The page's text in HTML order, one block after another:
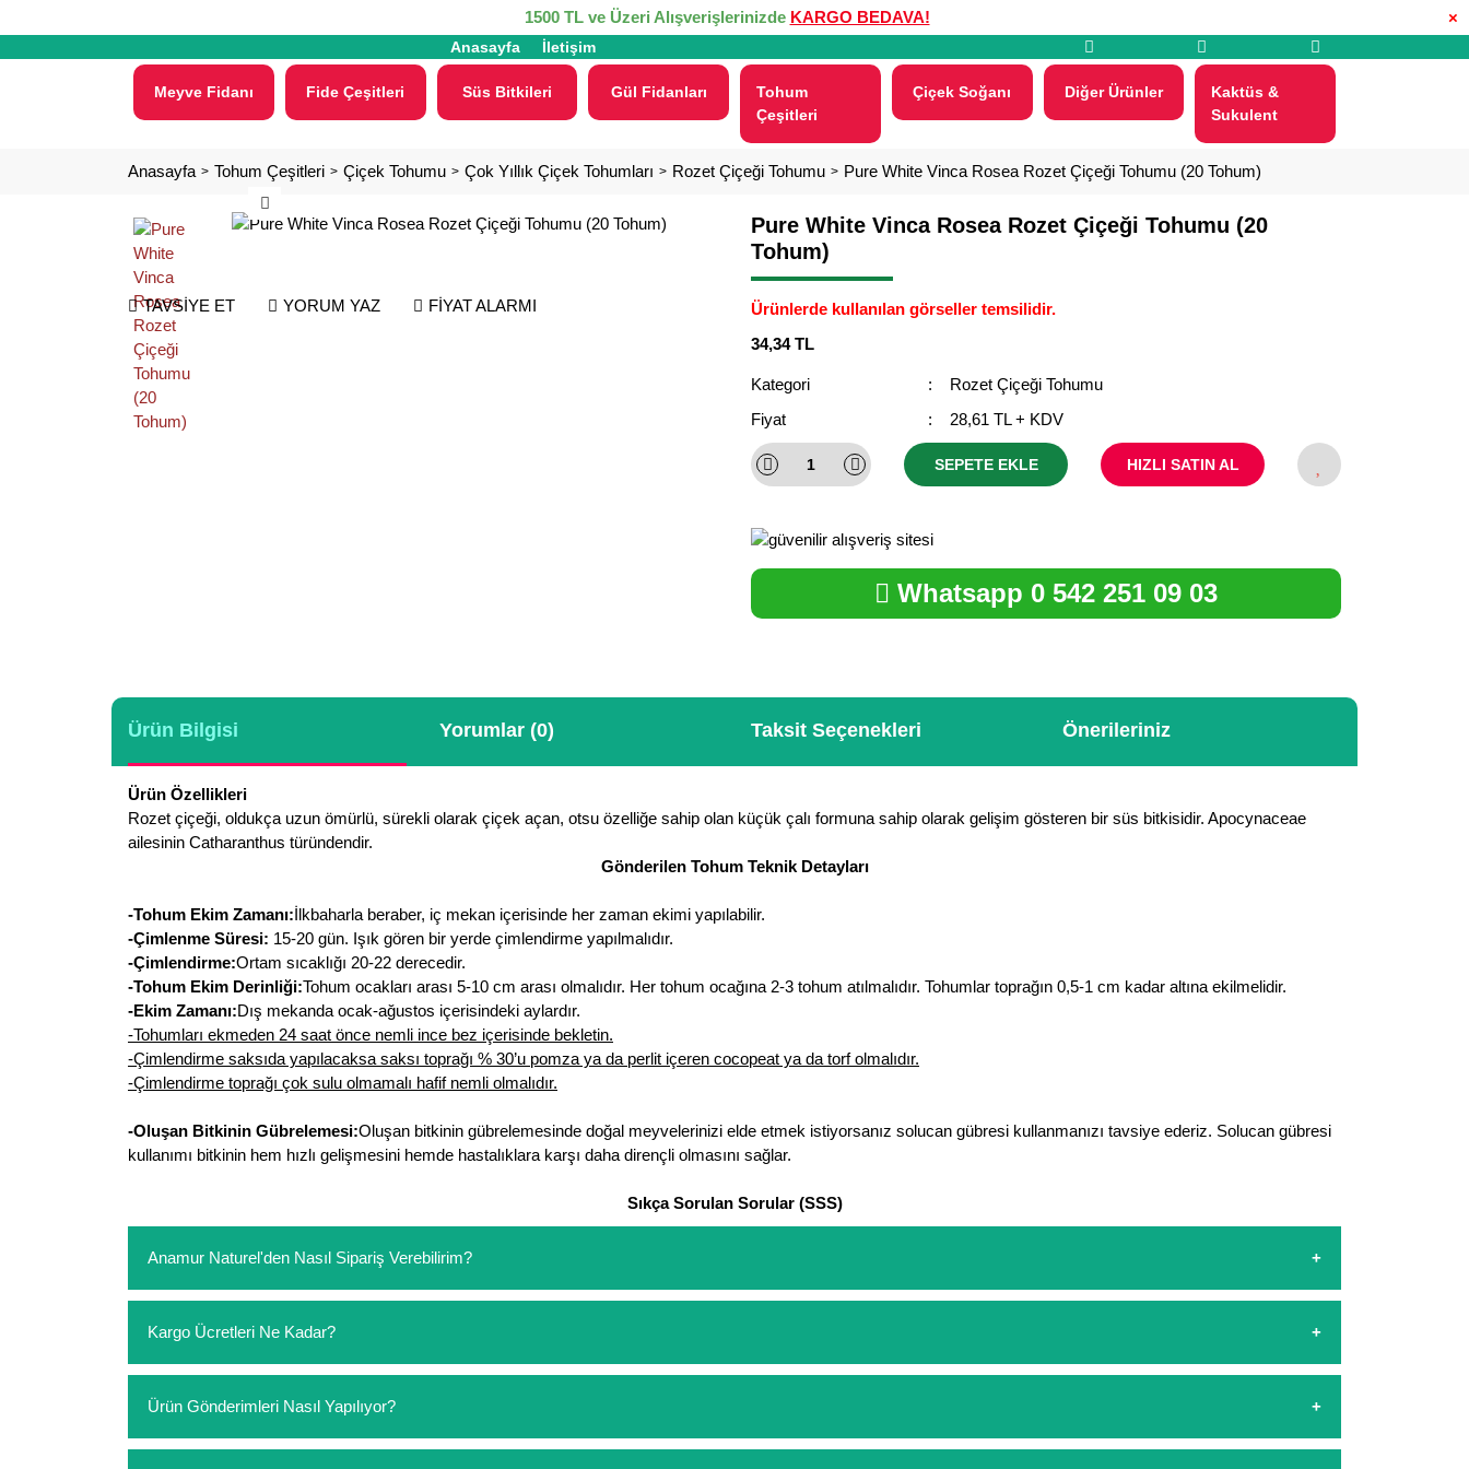
×
1500 TL ve Üzeri Alışverişlerinizde KARGO BEDAVA!
Anasayfa İletişim
Meyve Fidanı Fide Çeşitleri Süs Bitkileri Gül Fidanları
Tohum
Çeşitleri
Çiçek Soğanı Diğer Ürünler
Kaktüs &
Sukulent
Anasayfa Tohum Çeşitleri Çiçek Tohumu Çok Yıllık Çiçek Tohumları Rozet Çiçeği Tohumu Pure White Vinca Rosea Rozet Çiçeği Tohumu (20 Tohum)
TAVSİYE ET YORUM YAZ FİYAT ALARMI
Pure White Vinca Rosea Rozet Çiçeği Tohumu (20
Tohum)
Ürünlerde kullanılan görseller temsilidir.
34,34 TL
Kategori
Rozet Çiçeği Tohumu
Fiyat
28,61 TL + KDV
SEPETE EKLE HIZLI SATIN AL
Whatsapp 0 542 251 09 03
Ürün Bilgisi Yorumlar (0) Taksit Seçenekleri Önerileriniz
Ürün Özellikleri
Rozet çiçeği, oldukça uzun ömürlü, sürekli olarak çiçek açan, otsu özelliğe sahip olan küçük çalı formuna sahip olarak gelişim gösteren bir süs bitkisidir. Apocynaceae
ailesinin Catharanthus türündendir.
Gönderilen Tohum Teknik Detayları
-Tohum Ekim Zamanı:İlkbaharla beraber, iç mekan içerisinde her zaman ekimi yapılabilir.
-Çimlenme Süresi: 15-20 gün. Işık gören bir yerde çimlendirme yapılmalıdır.
-Çimlendirme:Ortam sıcaklığı 20-22 derecedir.
-Tohum Ekim Derinliği:Tohum ocakları arası 5-10 cm arası olmalıdır. Her tohum ocağına 2-3 tohum atılmalıdır. Tohumlar toprağın 0,5-1 cm kadar altına ekilmelidir.
-Ekim Zamanı:Dış mekanda ocak-ağustos içerisindeki aylardır.
-Tohumları ekmeden 24 saat önce nemli ince bez içerisinde bekletin.
-Çimlendirme saksıda yapılacaksa saksı toprağı % 30’u pomza ya da perlit içeren cocopeat ya da torf olmalıdır.
-Çimlendirme toprağı çok sulu olmamalı hafif nemli olmalıdır.
-Oluşan Bitkinin Gübrelemesi:Oluşan bitkinin gübrelemesinde doğal meyvelerinizi elde etmek istiyorsanız solucan gübresi kullanmanızı tavsiye ederiz. Solucan gübresi
kullanımı bitkinin hem hızlı gelişmesini hemde hastalıklara karşı daha dirençli olmasını sağlar.
Sıkça Sorulan Sorular (SSS)
Anamur Naturel'den Nasıl Sipariş Verebilirim?
sipariş verebilirsiniz. Sitemizden vereceğiniz siparişlerin ödemelerini sipariş verdikten sonra havale/eft veya sipariş aşamasında kredi kartı ile yapabilirsiniz. Kapıda
ödeme yoktur.
Kargo Ücretleri Ne Kadar?
siparişlerinizde sepetinizdeki ürünleri hacimlerine göre bir kargo ücreti ödeme aşamasında sepetinize eklenecektir.
Ürün Gönderimleri Nasıl Yapılıyor?